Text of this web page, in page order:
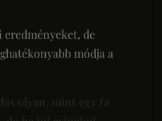
eredményeket, de
módja a
olyan, mint egy fa